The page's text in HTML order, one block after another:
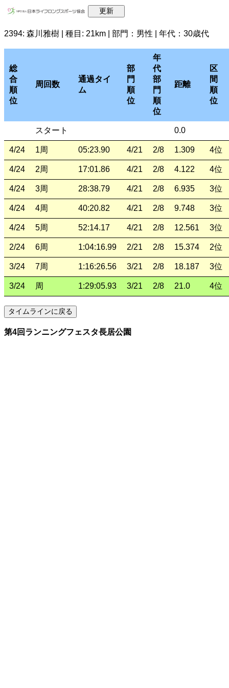
2394: 森川雅樹 | 種目: 21km | 部門：男性 | 年代：30歳代
総
合
順
位
周回数
通過タイ
ム
部
門
順
位
年
代
部
門
順
位
距離
区
間
順
位
スタート 0.0
4/24 1周 05:23.90 4/21 2/8 1.309 4位
4/24 2周 17:01.86 4/21 2/8 4.122 4位
4/24 3周 28:38.79 4/21 2/8 6.935 3位
4/24 4周 40:20.82 4/21 2/8 9.748 3位
4/24 5周 52:14.17 4/21 2/8 12.561 3位
2/24 6周 1:04:16.99 2/21 2/8 15.374 2位
3/24 7周 1:16:26.56 3/21 2/8 18.187 3位
3/24 周 1:29:05.93 3/21 2/8 21.0 4位
第4回ランニングフェスタ長居公園